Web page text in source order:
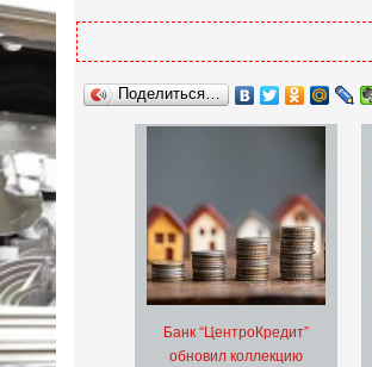
Поделиться…
Банк “ЦентроКредит”
обновил коллекцию